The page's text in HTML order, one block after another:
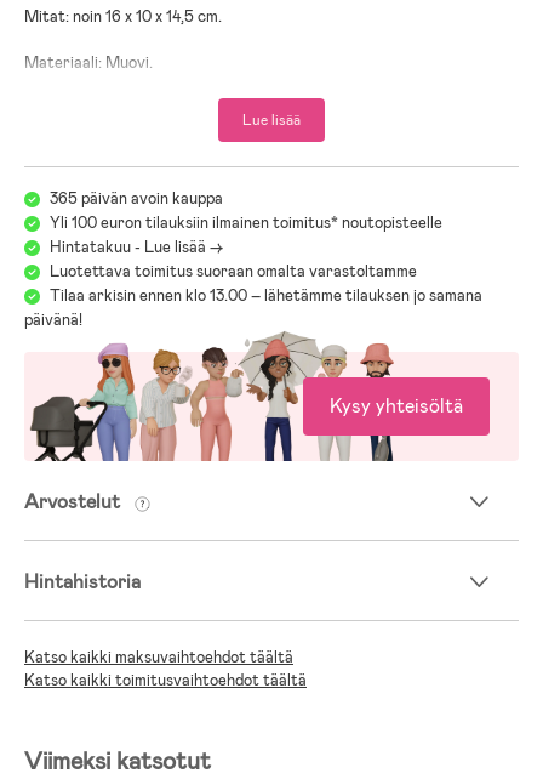
Mitat: noin 16 x 10 x 14,5 cm.
Materiaali: Muovi.
Lue lisää
365 päivän avoin kauppa
Yli 100 euron tilauksiin ilmainen toimitus* noutopisteelle
Hintatakuu - Lue lisää ->
Luotettava toimitus suoraan omalta varastoltamme
Tilaa arkisin ennen klo 13.00 – lähetämme tilauksen jo samana
päivänä!
Kysy yhteisöltä
Arvostelut
Hintahistoria
Katso kaikki maksuvaihtoehdot täältä
Katso kaikki toimitusvaihtoehdot täältä
Viimeksi katsotut